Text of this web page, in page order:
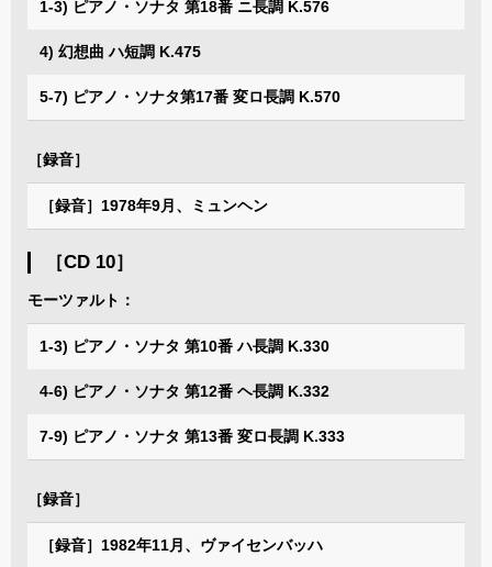
1-3) ピアノ・ソナタ 第18番 ニ長調 K.576
4) 幻想曲 ハ短調 K.475
5-7) ピアノ・ソナタ第17番 変ロ長調 K.570
［録音］
［録音］1978年9月、ミュンヘン
［CD 10］
モーツァルト：
1-3) ピアノ・ソナタ 第10番 ハ長調 K.330
4-6) ピアノ・ソナタ 第12番 ヘ長調 K.332
7-9) ピアノ・ソナタ 第13番 変ロ長調 K.333
［録音］
［録音］1982年11月、ヴァイセンバッハ